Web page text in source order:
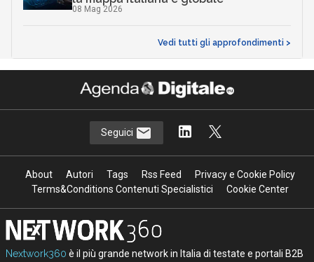
08 Mag 2026
Vedi tutti gli approfondimenti >
Seguici
About Autori Tags Rss Feed
Privacy e Cookie Policy
Terms&Conditions Contenuti Specialistici
Cookie Center
Nextwork360 è il più grande network in Italia di testate e portali B2B